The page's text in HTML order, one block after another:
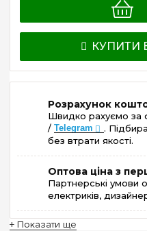
КУПИТИ
Розрахунок
Швидко рахуємо за
/ Telegram
.
без втрати якості.
Оптова ціна з
Партнерські умови
електриків,
+ Показати ще